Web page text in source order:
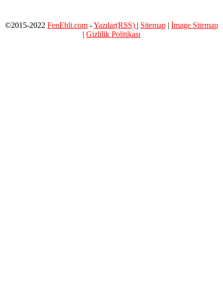
©2015-2022 FenEhli.com -Yazılar(RSS) | Sitemap | İmage Sitemap
| Gizlilik Politikası